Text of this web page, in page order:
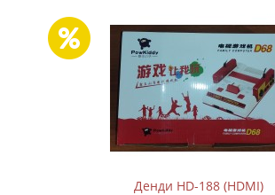
Денди HD-188 (HDMI)